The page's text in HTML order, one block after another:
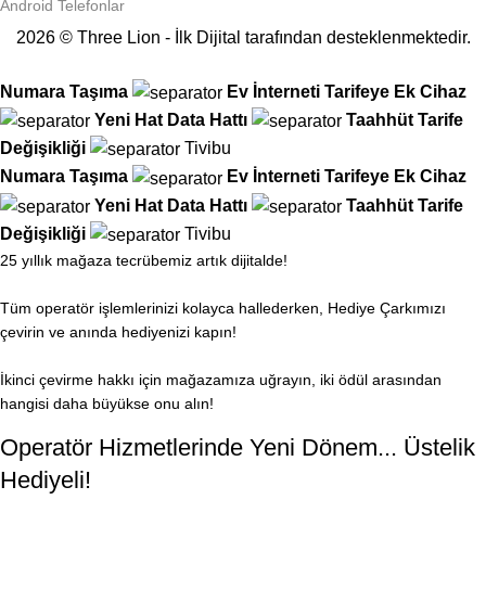
Android Telefonlar
2026 © Three Lion - İlk Dijital tarafından desteklenmektedir.
Numara Taşıma Ev İnterneti Tarifeye Ek Cihaz
Yeni Hat Data Hattı Taahhüt Tarife
Değişikliği
Tivibu
Numara Taşıma
Ev İnterneti Tarifeye Ek Cihaz
Yeni Hat Data Hattı Taahhüt Tarife
Değişikliği
Tivibu
25 yıllık mağaza tecrübemiz artık dijitalde!
Tüm operatör işlemlerinizi kolayca hallederken, Hediye Çarkımızı
çevirin ve anında hediyenizi kapın!
İkinci çevirme hakkı için mağazamıza uğrayın, iki ödül arasından
hangisi daha büyükse onu alın!
Operatör Hizmetlerinde Yeni Dönem... Üstelik
Hediyeli!